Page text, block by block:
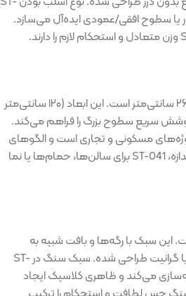
یا سطوح افقی/عمودی ایده‌آل می‌سازد.
وزن متعادل و استحکام لازم را دارند.
است .این ابعاد(
۱۲۰ سانتی‌متر
سریع سطوح بزرگ را فراهم می‌کند.
پروژه‌های مسکونی و تجاری است و الگوهای
برای سالن‌ها، حمام‌ها یا نما
.این سبک با رگه‌ها و بافت شبیه به
گرانیت طراحی شده.سبک سنگ در ST-
می‌کند و ظاهری کلاسیک ایجاد